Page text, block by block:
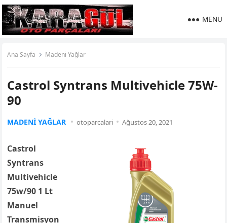
MENU
Ana Sayfa Madeni Yağlar
Castrol Syntrans Multivehicle 75W-
90
MADENI YAĞLAR otoparcalari Ağustos 20, 2021
Castrol
Syntrans
Multivehicle
75w/90 1 Lt
Manuel
Transmisyon